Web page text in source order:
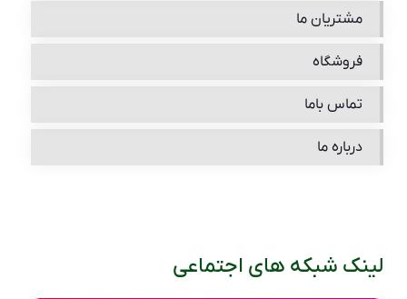
مشتریان ما
فروشگاه
تماس باما
درباره ما
لینک شبکه های اجتماعی